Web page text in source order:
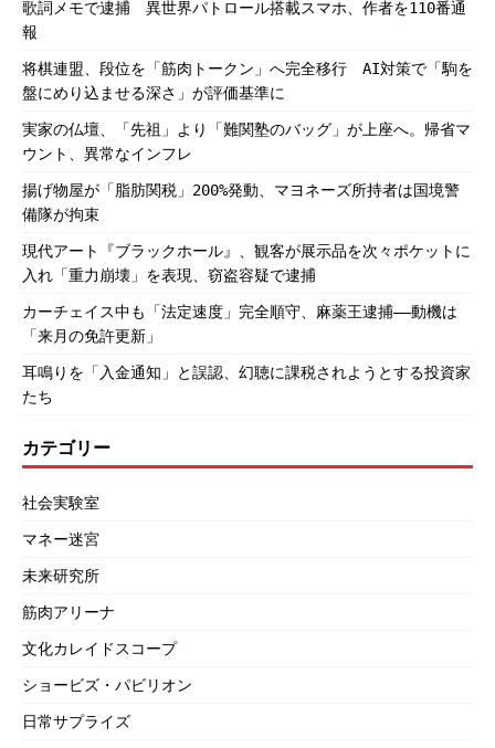
歌詞メモで逮捕 異世界パトロール搭載スマホ、作者を110番通
報
将棋連盟、段位を「筋肉トークン」へ完全移行 AI対策で「駒を
盤にめり込ませる深さ」が評価基準に
実家の仏壇、「先祖」より「難関塾のバッグ」が上座へ。帰省マ
ウント、異常なインフレ
揚げ物屋が「脂肪関税」200%発動、マヨネーズ所持者は国境警
備隊が拘束
現代アート『ブラックホール』、観客が展示品を次々ポケットに
入れ「重力崩壊」を表現、窃盗容疑で逮捕
カーチェイス中も「法定速度」完全順守、麻薬王逮捕――動機は
「来月の免許更新」
耳鳴りを「入金通知」と誤認、幻聴に課税されようとする投資家
たち
カテゴリー
社会実験室
マネー迷宮
未来研究所
筋肉アリーナ
文化カレイドスコープ
ショービズ・パビリオン
日常サプライズ